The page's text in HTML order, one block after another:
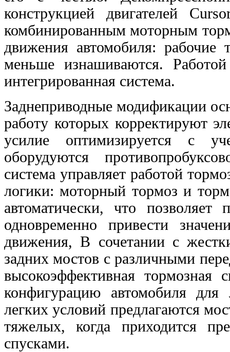
конструкцией двигателей
комбинированным моторным
движения автомобиля: рабочие
меньше изнашиваются.
интегрированная система.
Заднеприводные модификации
работу которых корректируют
усилие оптимизируется с
оборудуются
система управляет работой
логики: моторный тормоз и
автоматически, что позволяет
одновременно привести
движения, В сочетании с
задних мостов с различными
высокоэффективная тормозная
конфигурацию автомобиля
легких условий предлагаются
тяжелых,когда приходится
спусками.